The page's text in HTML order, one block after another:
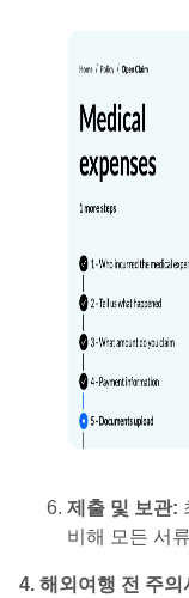
제출 및 보관:
비해 모든 서
4. 해외여행 전 주의